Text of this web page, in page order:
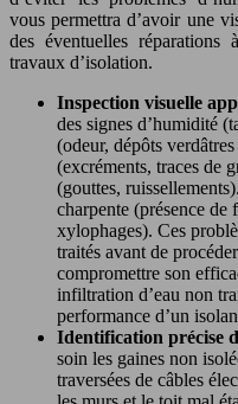
vous permettra d’avoir une
des éventuelles
travaux d’isolation.
Inspection visuelle
des signes d’humidité
(odeur, dépôts
(excréments, traces de
(gouttes,
charpente (présence de
xylophages). Ces
traités avant de
compromettre son
infiltration d’eau non
performance d’un
Identification précise
soin les gaines non
traversées de câbles